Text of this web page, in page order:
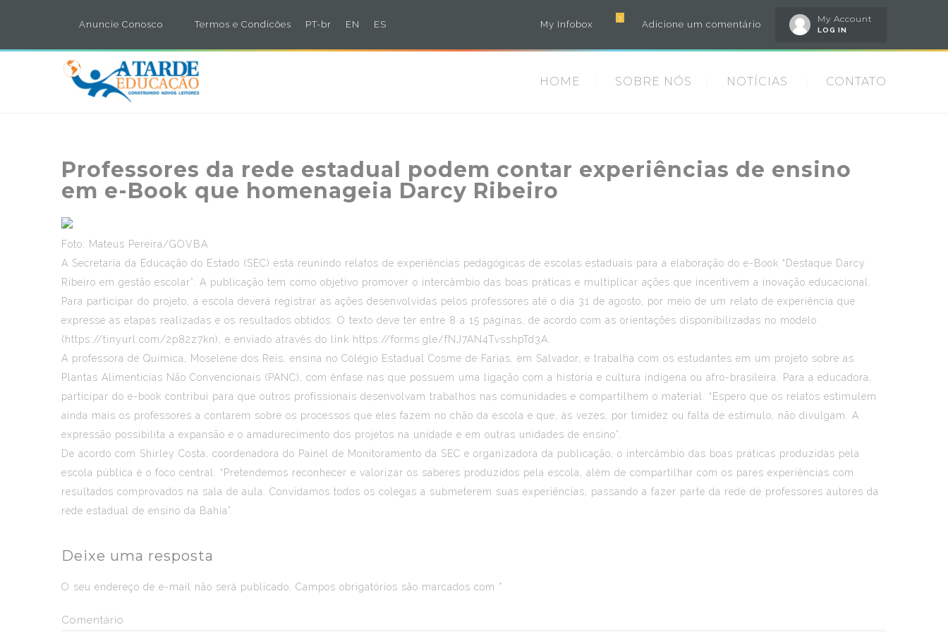
Anuncie Conosco Termos e Condicões PT-br EN ES
My Account
LOG IN
Adicione um comentário
3
My Infobox
HOME SOBRE NÓS NOTÍCIAS CONTATO
Professores da rede estadual podem contar experiências de ensino
em e-Book que homenageia Darcy Ribeiro
Foto: Mateus Pereira/GOVBA
A Secretaria da Educação do Estado (SEC) está reunindo relatos de experiências pedagógicas de escolas estaduais para a elaboração do e-Book “Destaque Darcy
Ribeiro em gestão escolar”. A publicação tem como objetivo promover o intercâmbio das boas práticas e multiplicar ações que incentivem a inovação educacional.
Para participar do projeto, a escola deverá registrar as ações desenvolvidas pelos professores até o dia 31 de agosto, por meio de um relato de experiência que
expresse as etapas realizadas e os resultados obtidos. O texto deve ter entre 8 a 15 páginas, de acordo com as orientações disponibilizadas no modelo
(https://tinyurl.com/2p82z7kn), e enviado através do link https://forms.gle/fNJ7AN4TvsshpTd3A
A professora de Química, Moselene dos Reis, ensina no Colégio Estadual Cosme de Farias, em Salvador, e trabalha com os estudantes em um projeto sobre as
Plantas Alimentícias Não Convencionais (PANC), com ênfase nas que possuem uma ligação com a história e cultura indígena ou afro-brasileira. Para a educadora,
participar do e-book contribui para que outros profissionais desenvolvam trabalhos nas comunidades e compartilhem o material. “Espero que os relatos estimulem
ainda mais os professores a contarem sobre os processos que eles fazem no chão da escola e que, às vezes, por timidez ou falta de estímulo, não divulgam. A
expressão possibilita a expansão e o amadurecimento dos projetos na unidade e em outras unidades de ensino”.
De acordo com Shirley Costa, coordenadora do Painel de Monitoramento da SEC e organizadora da publicação, o intercâmbio das boas práticas produzidas pela
escola pública é o foco central. “Pretendemos reconhecer e valorizar os saberes produzidos pela escola, além de compartilhar com os pares experiências com
resultados comprovados na sala de aula. Convidamos todos os colegas a submeterem suas experiências, passando a fazer parte da rede de professores autores da
rede estadual de ensino da Bahia”.
Deixe uma resposta
O seu endereço de e-mail não será publicado. Campos obrigatórios são marcados com *
Comentário